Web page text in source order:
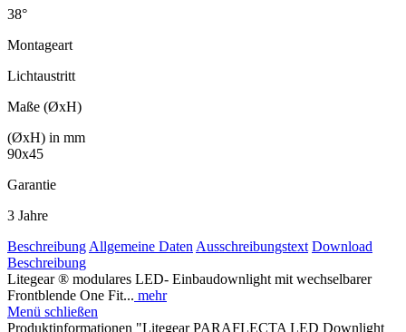
38°
Montageart
Lichtaustritt
Maße (ØxH)
(ØxH) in mm
90x45
Garantie
3 Jahre
Beschreibung Allgemeine Daten Ausschreibungstext Download
Beschreibung
Litegear ® modulares LED- Einbaudownlight mit wechselbarer
Frontblende One Fit... mehr
Menü schließen
Produktinformationen "Litegear PARAFLECTA LED Downlight